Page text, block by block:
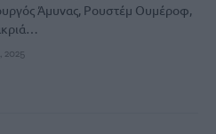
Άμυνας, Ρουστέμ Ουμέροφ,
2025